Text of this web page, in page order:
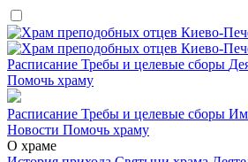
Расписание Требы и целевые сборы
Помочь храму
Расписание Требы и целевые сборы
Новости Помочь храму
О храме